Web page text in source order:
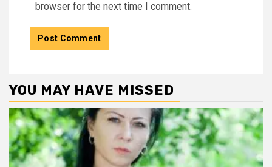
browser for the next time I comment.
YOU MAY HAVE MISSED